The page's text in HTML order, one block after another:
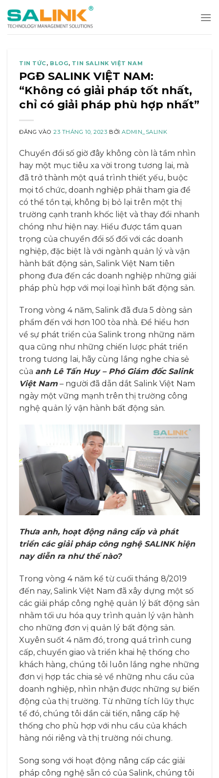
qua
nội
TIN TỨC, BLOG, TIN SALINK VIỆT NAM
PGĐ SALINK VIỆT NAM:
“Không có giải pháp tốt nhất,
chỉ có giải pháp phù hợp nhất”
ĐĂNG VÀO23 THÁNG 10, 2023 BỞIADMIN_SALINK
Chuyển đổi số giờ đây không còn là tầm nhìn
hay một mục tiêu xa vời trong tương lai, mà
đã trở thành một quá trình thiết yếu, buộc
mọi tổ chức, doanh nghiệp phải tham gia để
có thể tồn tại, không bị bỏ lại trên một thị
trường cạnh tranh khốc liệt và thay đổi nhanh
chóng như hiện nay. Hiểu được tầm quan
trọng của chuyển đổi số đối với các doanh
nghiệp, đặc biệt là với ngành quản lý và vận
hành bất động sản, Salink Việt Nam tiên
phong đưa đến các doanh nghiệp những giải
pháp phù hợp với mọi loại hình bất động sản.
Trong vòng 4 năm, Salink đã đưa 5 dòng sản
phẩm đến với hơn 100 tòa nhà. Để hiểu hơn
về sự phát triển của Salink trong những năm
qua cũng như những chiến lược phát triển
trong tương lai, hãy cùng lắng nghe chia sẻ
của anh Lê Tấn Huy – Phó Giám đốc Salink
Việt Nam – người đã dẫn dắt Salink Việt Nam
ngày một vững mạnh trên thị trường công
nghệ quản lý vận hành bất động sản.
Thưa anh, hoạt động nâng cấp và phát
triển các giải pháp công nghệ SALINK hiện
nay diễn ra như thế nào?
Trong vòng 4 năm kể từ cuối tháng 8/2019
đến nay, Salink Việt Nam đã xây dựng một số
các giải pháp công nghệ quản lý bất động sản
nhằm tối ưu hóa quy trình quản lý vận hành
cho những đơn vị quản lý bất động sản.
Xuyên suốt 4 năm đó, trong quá trình cung
cấp, chuyển giao và triển khai hệ thống cho
khách hàng, chúng tôi luôn lắng nghe những
đơn vị hợp tác chia sẻ về những nhu cầu của
doanh nghiệp, nhìn nhận được những sự biến
động của thị trường. Từ những tích lũy thực
tế đó, chúng tôi dần cải tiến, nâng cấp hệ
thống cho phù hợp với nhu cầu của khách
hàng nói riêng và thị trường nói chung.
Song song với hoạt động nâng cấp các giải
pháp công nghệ sẵn có của Salink, chúng tôi